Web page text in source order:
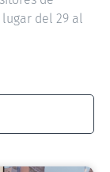
del 29 al